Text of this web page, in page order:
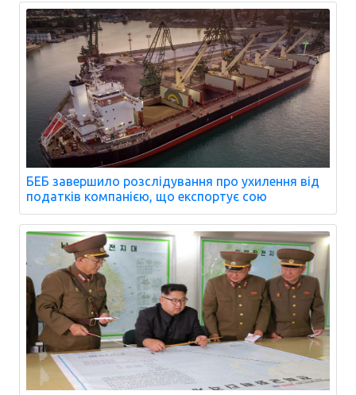
БЕБ завершило розслідування про ухилення від
податків компанією, що експортує сою